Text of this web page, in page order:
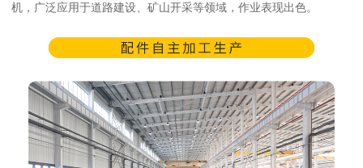
机，广泛应用于道路建设、矿山开采等领域，作业表现出色。​